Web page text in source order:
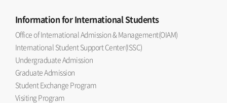
Informationfor International Students
Office of International Admission & Management(OIAM)
International Student Support Center(ISSC)
Undergraduate Admission
Graduate Admission
Student Exchange Program
Visiting Program